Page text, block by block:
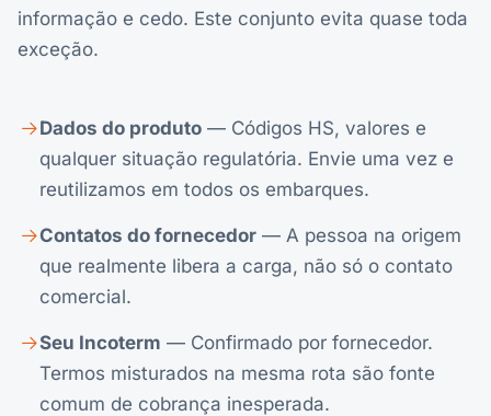
informação e cedo. Este conjunto evita quase toda
exceção.
Dados do produto — Códigos HS, valores e
qualquer situação regulatória. Envie uma vez e
reutilizamos em todos os embarques.
Contatos do fornecedor — A pessoa na origem
que realmente libera a carga, não só o contato
comercial.
Seu Incoterm — Confirmado por fornecedor.
Termos misturados na mesma rota são fonte
comum de cobrança inesperada.